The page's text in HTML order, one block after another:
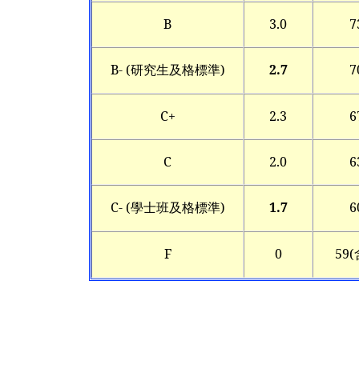
B 3.0
B- (研究生及格標準) 2.7
C+ 2.3
C 2.0
C- (學士班及格標準) 1.7
F 0 59(